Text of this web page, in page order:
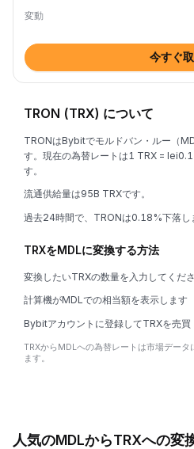
変動
今すぐ
TRON (TRX) について
TRONはBybitでモルドバン・ルー（
す。現在の為替レートは1 TRX =
す。
流通供給量は95B TRXです。
過去24時間で、TRONは0.18%下落し
TRXをMDLに変換する方法
変換したいTRXの数量を入力してくだ
計算機がMDLでの相当額を表示します
Bybitアカウントに登録してTRXを売買
TRXからMDLへの為替レートは市場デー
ます。
人気のMDLからTRXへの変